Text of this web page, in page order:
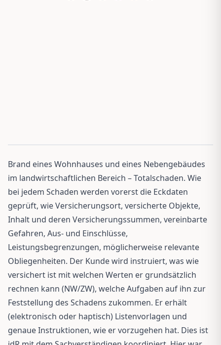
Brand eines Wohnhauses und eines Nebengebäudes
im landwirtschaftlichen Bereich – Totalschaden. Wie
bei jedem Schaden werden vorerst die Eckdaten
geprüft, wie Versicherungsort, versicherte Objekte,
Inhalt und deren Versicherungssummen, vereinbarte
Gefahren, Aus- und Einschlüsse,
Leistungsbegrenzungen, möglicherweise relevante
Obliegenheiten. Der Kunde wird instruiert, was wie
versichert ist mit welchen Werten er grundsätzlich
rechnen kann (NW/ZW), welche Aufgaben auf ihn zur
Feststellung des Schadens zukommen. Er erhält
(elektronisch oder haptisch) Listenvorlagen und
genaue Instruktionen, wie er vorzugehen hat. Dies ist